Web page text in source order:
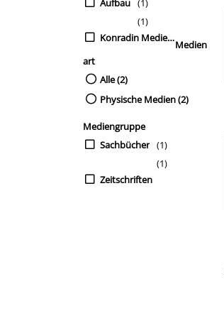
Aufbau (1)
Konradin Medien GmbH
(1)
Medien
art
Alle (2)
Physische Medien (2)
Mediengruppe
Sachbücher (1)
Zeitschriften
(1)